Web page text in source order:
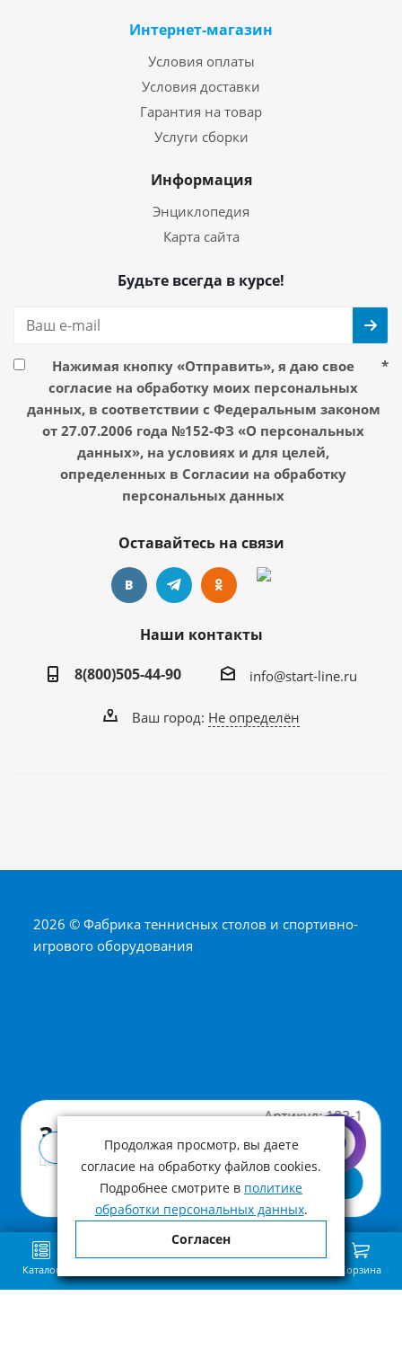
Артикул: 182-1
3 348 ₽
Цена с учетом НДС
В корзину
Купить в 1 клик
Интернет-магазин
Условия оплаты
Условия доставки
Гарантия на товар
Услуги сборки
Информация
Энциклопедия
Карта сайта
Будьте всегда в курсе!
Нажимая кнопку «Отправить», я даю свое
согласие на обработку моих персональных
данных, в соответствии с Федеральным законом
от 27.07.2006 года №152-ФЗ «О персональных
данных», на условиях и для целей,
определенных в Согласии на обработку
персональных данных
*
Оставайтесь на связи
Наши контакты
8(800)505-44-90
info@start-line.ru
Ваш город: Не определён
2026 © Фабрика теннисных столов и спортивно-
игрового оборудования
Каталог Корзина
Продолжая просмотр, вы даете
согласие на обработку файлов cookies.
Подробнее смотрите в политике
обработки персональных данных.
Согласен